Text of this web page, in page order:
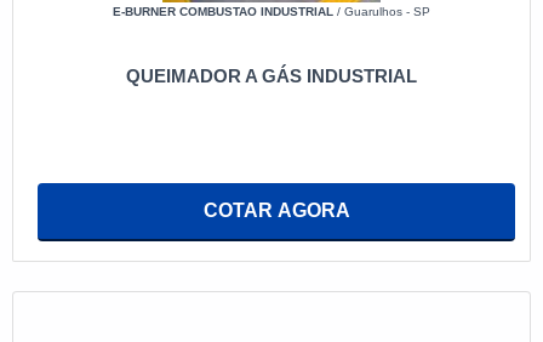
E-BURNER COMBUSTAO INDUSTRIAL / Guarulhos - SP
QUEIMADOR A GÁS INDUSTRIAL
COTAR AGORA